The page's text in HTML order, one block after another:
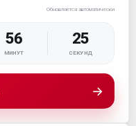
Обновляется автоматически
56
МИНУТ
24
СЕКУНД
→